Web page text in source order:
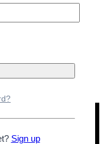
Sign up